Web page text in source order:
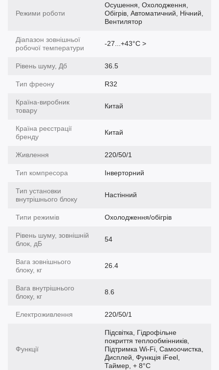
Режими роботи
Осушення, Охолодження,
Обігрів, Автоматичний, Нічний,
Вентилятор
Діапазон зовнішньої
робочої температури
-27...+43°С >
Рівень шуму, Дб 36.5
Тип фреону R32
Країна-виробник
товару
Китай
Країна реєстрації
бренду
Китай
Живлення 220/50/1
Тип компресора Інверторний
Тип установки
внутрішнього блоку
Настінний
Типи режимів Охолодження/обігрів
Рівень шуму, зовнішній
блок, дБ
54
Вага зовнішнього
блоку, кг
26.4
Вага внутрішнього
блоку, кг
8.6
Електроживлення 220/50/1
Функції
Підсвітка, Гідрофільне
покриття теплообмінників,
Підтримка Wi-Fi, Самоочистка,
Дисплей, Функція iFeel,
Таймер, + 8°С